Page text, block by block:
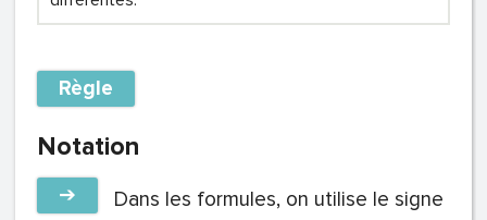
Règle
Notation
➔
Dans les formules, on utilise le signe